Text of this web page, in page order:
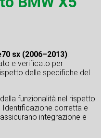
sx (2006–2013).
e verificato per
delle specifiche del
funzionalità nel rispetto
corretta e
integrazione e